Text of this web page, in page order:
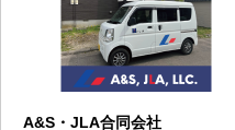
A&S・JLA合同会社